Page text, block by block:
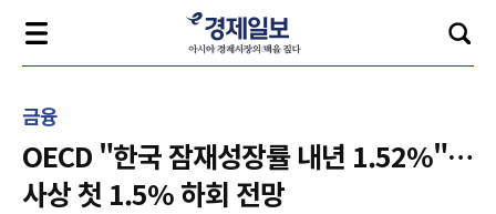
금융
OECD "한국 잠재성장률 내년 1.52%"…
사상 첫 1.5% 하회 전망